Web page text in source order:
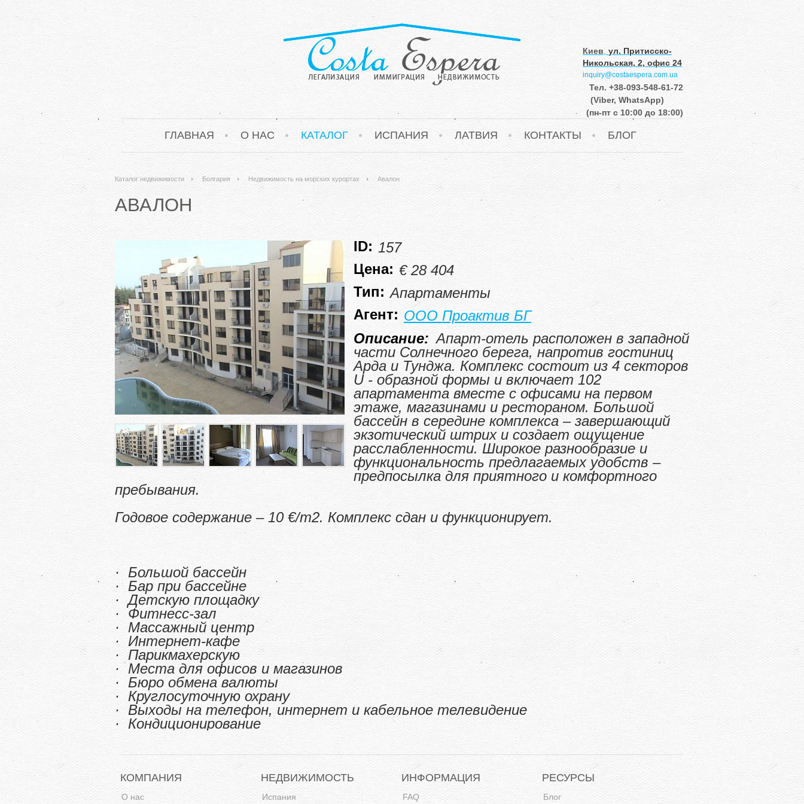
Киев ул. Притисско-
Никольская, 2, офис 24
inquiry@costaespera.com.ua
Тел. +38-093-548-61-72
(Viber, WhatsApp)
(пн-пт с 10:00 до 18:00)
ГЛАВНАЯ О НАС КАТАЛОГ ИСПАНИЯ ЛАТВИЯ КОНТАКТЫ БЛОГ
Каталог недвижимости Болгария Недвижимость на морских курортах Авалон
АВАЛОН
ID: 157
Цена: € 28 404
Тип: Апартаменты
Агент: ООО Проактив БГ
Описание: Апарт-отель расположен в западной
части Солнечного берега, напротив гостиниц
Арда и Тунджа. Комплекс состоит из 4 секторов
U - образной формы и включает 102
апартамента вместе с офисами на первом
этаже, магазинами и рестораном. Большой
бассейн в середине комплекса – завершающий
экзотический штрих и создает ощущение
расслабленности. Широкое разнообразие и
функциональность предлагаемых удобств –
предпосылка для приятного и комфортного
пребывания.
Годовое содержание – 10 €/m2. Комплекс сдан и функционирует.
· Большой бассейн
· Бар при бассейне
· Детскую площадку
· Фитнесс-зал
· Массажный центр
· Интернет-кафе
· Парикмахерскую
· Места для офисов и магазинов
· Бюро обмена валюты
· Круглосуточную охрану
· Выходы на телефон, интернет и кабельное телевидение
· Кондиционирование
КОМПАНИЯ
О нас
НЕДВИЖИМОСТЬ
Испания
ИНФОРМАЦИЯ
FAQ
РЕСУРСЫ
Блог